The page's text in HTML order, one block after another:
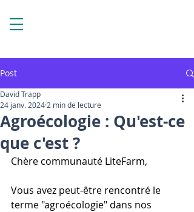
Post
Agroécologie : Qu'est-ce
que c'est ?
David Trapp
24 janv. 2024 2 min de lecture
Chère communauté LiteFarm,
Vous avez peut-être rencontré le
terme "agroécologie" dans nos